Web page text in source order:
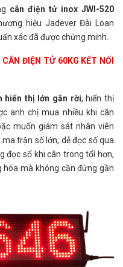
cân điện tử inox JWI-520
hiệu Jadever Đài Loan
xác đã được chứng minh.
CÂN ĐIỆN TỬ 60KG KẾT NỐI
hiển thị lớn gắn rời, hiển thị
anh chị mua nhiều khi cân
muốn giám sát nhân viên
trận số lớn, dễ đọc số qua
đọc số khi cân trong tổí hơn,
hóa mà không cần đứng gần